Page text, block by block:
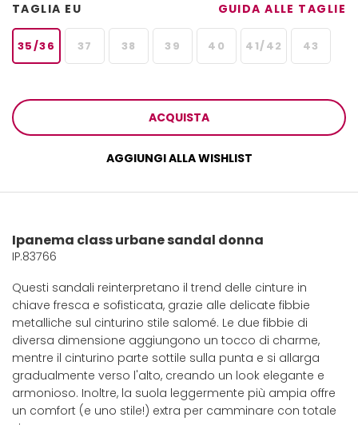
TAGLIA EU GUIDA ALLE TAGLIE
35/36 37 38 39 40 41/42 43
ACQUISTA
AGGIUNGI ALLA WISHLIST
Ipanema class urbane sandal donna
IP.83766
Questi sandali reinterpretano il trend delle cinture in
chiave fresca e sofisticata, grazie alle delicate fibbie
metalliche sul cinturino stile salomé. Le due fibbie di
diversa dimensione aggiungono un tocco di charme,
mentre il cinturino parte sottile sulla punta e si allarga
gradualmente verso l'alto, creando un look elegante e
armonioso. Inoltre, la suola leggermente più ampia offre
un comfort (e uno stile!) extra per camminare con totale